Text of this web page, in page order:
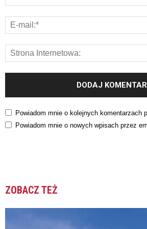
Powiadom mnie o kolejnych komentarzach
Powiadom mnie o nowych wpisach przez
ZOBACZ TEŻ